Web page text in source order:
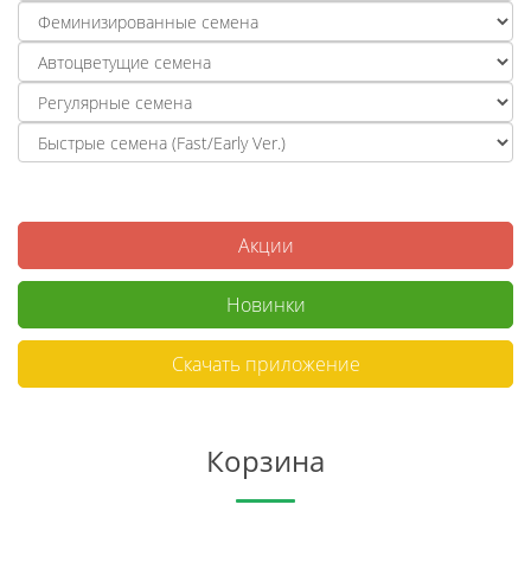
Акции
Новинки
Скачать приложение
Корзина